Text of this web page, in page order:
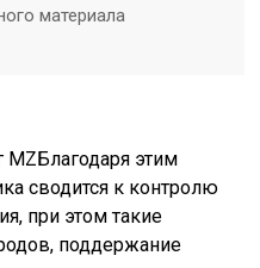
материала
Благодаря этим
сводится к контролю
при этом такие
поддержание